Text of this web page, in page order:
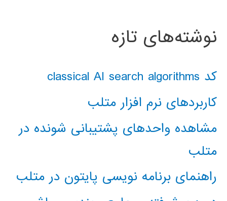
نوشته‌های تازه
کد classical AI search algorithms
کاربردهای نرم افزار متلب
مشاهده واحدهای پشتیبانی شونده در
متلب
راهنمای برنامه نویسی پایتون در متلب